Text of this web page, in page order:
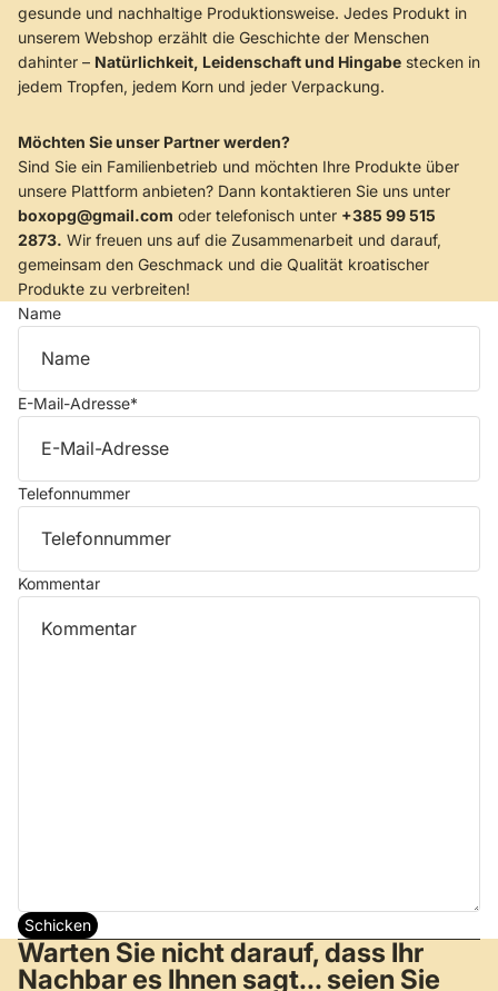
gesunde und nachhaltige Produktionsweise. Jedes Produkt in
unserem Webshop erzählt die Geschichte der Menschen
dahinter – Natürlichkeit, Leidenschaft und Hingabe stecken in
jedem Tropfen, jedem Korn und jeder Verpackung.
Möchten Sie unser Partner werden?
Sind Sie ein Familienbetrieb und möchten Ihre Produkte über
unsere Plattform anbieten? Dann kontaktieren Sie uns unter
boxopg@gmail.com oder telefonisch unter +385 99 515
2873. Wir freuen uns auf die Zusammenarbeit und darauf,
gemeinsam den Geschmack und die Qualität kroatischer
Produkte zu verbreiten!
Name
E-Mail-Adresse*
Telefonnummer
Kommentar
Schicken
Warten Sie nicht darauf, dass Ihr
Nachbar es Ihnen sagt... seien Sie